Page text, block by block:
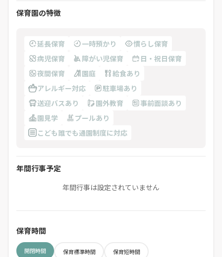
保育園の特徴
延長保育 一時預かり
慣らし保育
病児保育
障がい児保育
日・祝日保育
夜間保育
園庭
給食あり
アレルギー対応
駐車場あり
送迎バスあり
園外教育
事前面談あり
園見学
プールあり
こども誰でも通園制度に対応
年間行事予定
年間行事は設定されていません
保育時間
開閉時間 保育標準時間 保育短時間